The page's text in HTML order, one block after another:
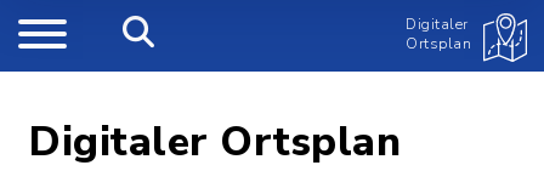
Digitaler
Ortsplan
Digitaler Ortsplan